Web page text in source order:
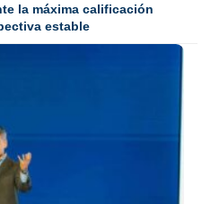
la máxima calificación
estable